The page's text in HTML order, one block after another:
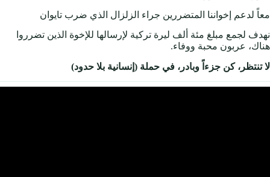
معاً لدعم إخواننا المتضررين جراء الزلزال الذي ضرب تايوان
نهدف لجمع مبلغ مئة ألف ليرة تركية لإرسالها للإخوة الذين تضرروا
هناك، عربون محبة ووفاء.
لا تنتظر، كن جزءاً وبادر، في حملة (إنسانية بلا حدود)